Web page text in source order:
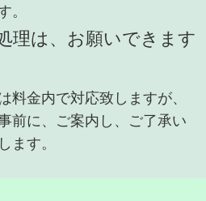
理は、お願いできます
料金内で対応致しますが、
前に、ご案内し、ご了承い
ます。